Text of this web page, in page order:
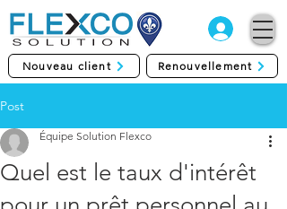
Nouveau client Renouvellement
Post
Quel est le taux d'intérêt
Équipe Solution Flexco